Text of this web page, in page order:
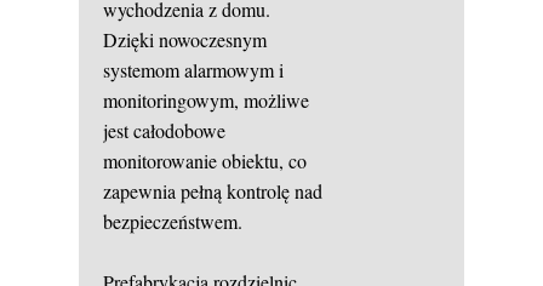
wychodzenia z domu.
Dzięki nowoczesnym
systemom alarmowym i
monitoringowym, możliwe
jest całodobowe
monitorowanie obiektu, co
zapewnia pełną kontrolę nad
bezpieczeństwem.